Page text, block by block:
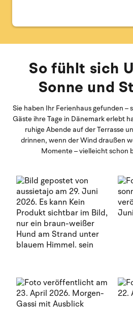
So fühlt sich
Sonne und
Sie haben Ihr Ferienhaus gefunden –
Gäste ihre Tage in Dänemark erlebt
ruhige Abende auf der Terrasse
drinnen, wenn der Wind draußen
Momente – vielleicht schon